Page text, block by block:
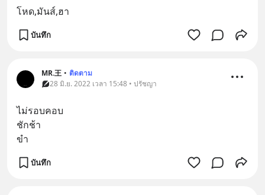
โหด,มันส์,ฮา
บันทึก
MR.王 • ติดตาม
28 มิ.ย. 2022 เวลา 15:48 • ปรัชญา
ไม่รอบคอบ
ชักช้า
ขำ
บันทึก